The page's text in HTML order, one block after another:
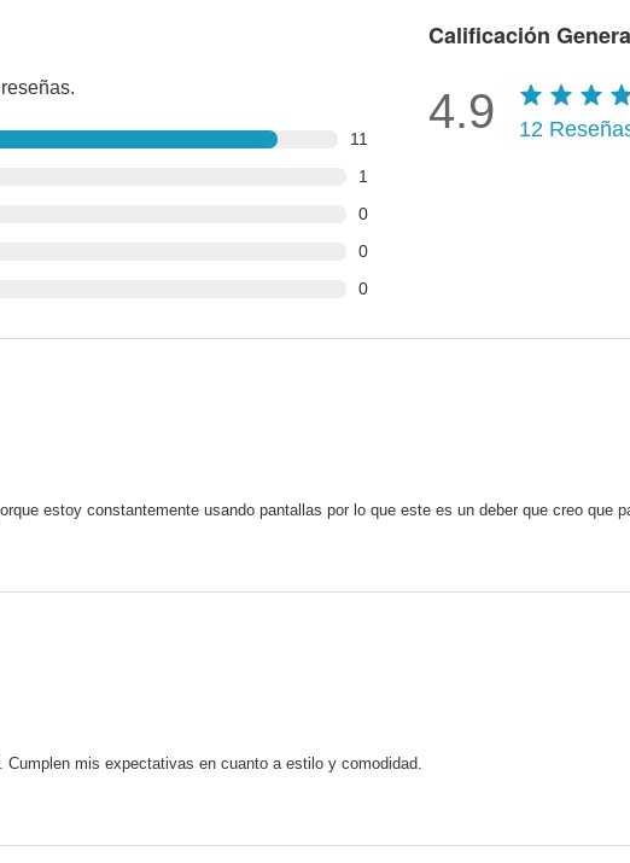
11
1
0
0
0
Calificación
4.9 12
estoy constantemente usando pantallas por lo que este es un deber que creo que
mis expectativas en cuanto a estilo y comodidad.